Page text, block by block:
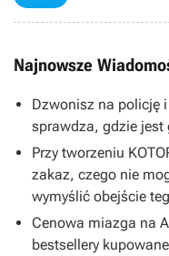
Najnowsze
Dzwonisz na policję
sprawdza, gdzie
Przy tworzeniu
zakaz, czego nie
wymyślić obejście
Cenowa miazga na
bestsellery